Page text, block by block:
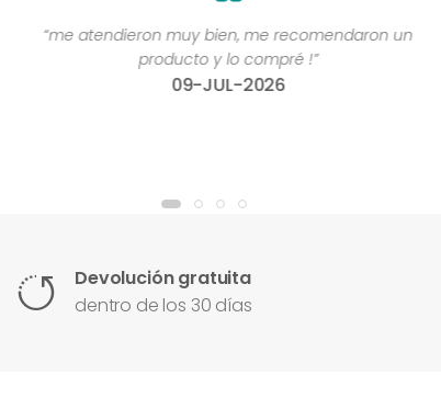
“me atendieron muy bien, me recomendaron un
producto y lo compré !”
09-JUL-2026
Devolución gratuita
dentro de los 30 días